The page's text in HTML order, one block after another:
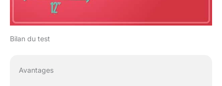
Bilan du test
Avantages